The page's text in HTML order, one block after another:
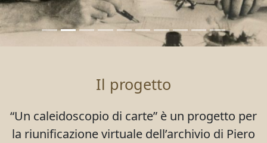
Il progetto
“Un caleidoscopio di carte” è un progetto per
la riunificazione virtuale dell’archivio di Piero